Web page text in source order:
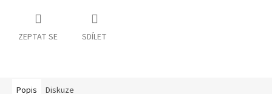
ZEPTAT SE SDÍLET
Popis Diskuze